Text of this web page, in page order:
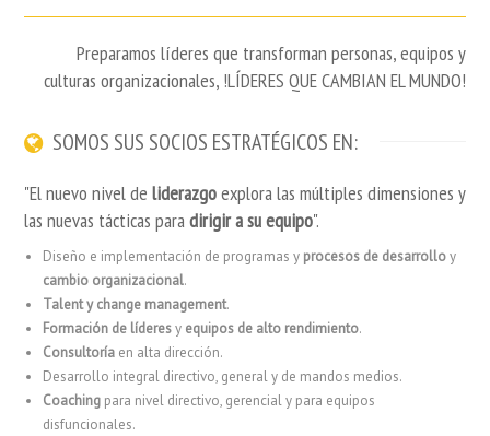
Preparamos líderes que transforman personas, equipos y
culturas organizacionales, !LÍDERES QUE CAMBIAN EL MUNDO!
SOMOS SUS SOCIOS ESTRATÉGICOS EN:
"El nuevo nivel deliderazgoexplora las múltiples dimensiones y
las nuevas tácticas paradirigir a su equipo".
Diseño e implementación de programas y procesos de desarrolloy
cambio organizacional.
Talentychange management.
Formación de líderesy equipos de alto rendimiento.
Consultoría en alta dirección.
Desarrollo integral directivo, general y de mandos medios.
Coaching para nivel directivo, gerencial y para equipos
disfuncionales.